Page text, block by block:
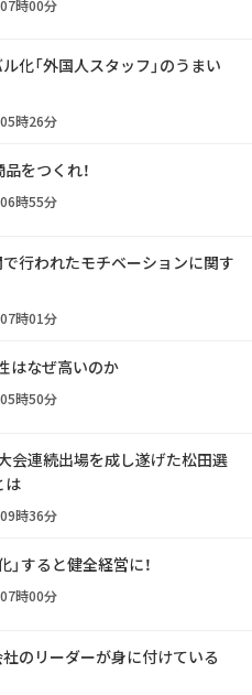
時00分
化「外国人スタッフ」のうまい
時26分
品をつくれ！
時55分
行われたモチベーションに関す
時01分
はなぜ高いのか
時50分
会連続出場を成し遂げた松田選
は
時36分
」すると健全経営に！
時00分
のリーダーが身に付けている